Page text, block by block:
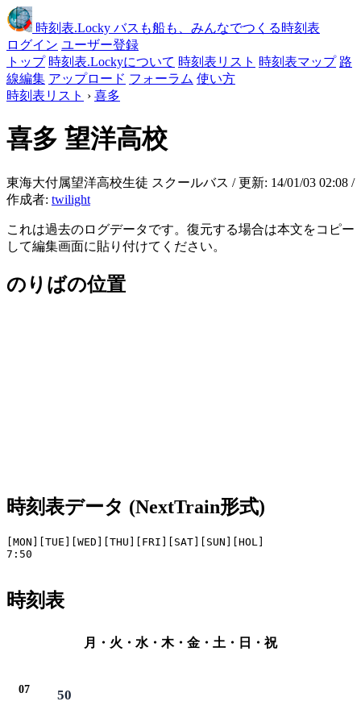
時刻表.Locky バスも船も、みんなでつくる時刻表
ログイン ユーザー登録
トップ 時刻表.Lockyについて 時刻表リスト 時刻表マップ 路
線編集 アップロード フォーラム 使い方
時刻表リスト › 喜多
喜多 望洋高校
東海大付属望洋高校生徒 スクールバス / 更新: 14/01/03 02:08 /
作成者: twilight
これは過去のログデータです。復元する場合は本文をコピー
して編集画面に貼り付けてください。
のりばの位置
時刻表データ (NextTrain形式)
[MON][TUE][WED][THU][FRI][SAT][SUN][HOL]
7:50
時刻表
月・火・水・木・金・土・日・祝
07 50